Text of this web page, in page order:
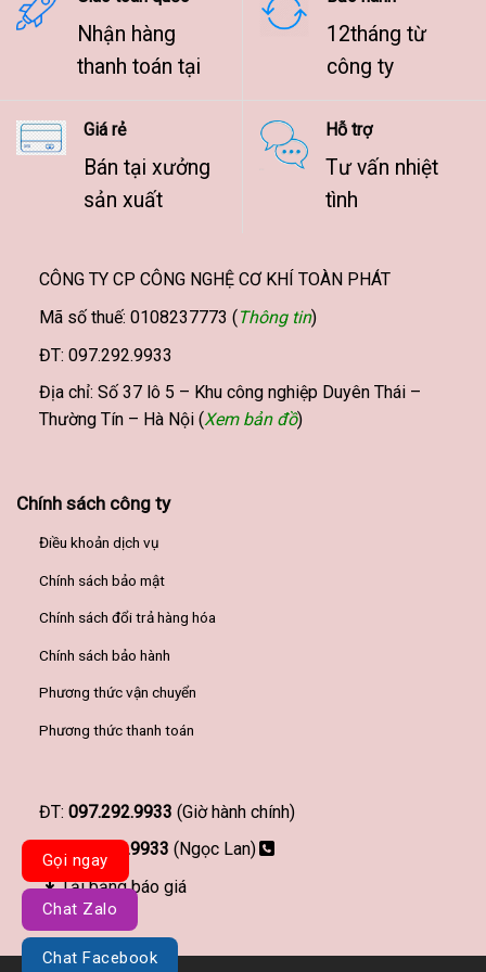
Các
được
chọn
Các
được
chọn
Nhận hàng
thanh toán tại
12tháng từ
công ty
Giá rẻ
Bán tại xưởng
sản xuất
Hỗ trợ
Tư vấn nhiệt
tình
CÔNG TY CP CÔNG NGHỆ CƠ KHÍ TOÀN PHÁT
Mã số thuế: 0108237773 (Thông tin)
ĐT: 097.292.9933
Địa chỉ: Số 37 lô 5 – Khu công nghiệp Duyên Thái –
Thường Tín – Hà Nội (Xem bản đồ)
Chính sách công ty
Điều khoản dịch vụ
Chính sách bảo mật
Chính sách đổi trả hàng hóa
Chính sách bảo hành
Phương thức vận chuyển
Phương thức thanh toán
ĐT: 097.292.9933 (Giờ hành chính)
097.292.9933 (Ngọc Lan)
Tải bảng báo giá
Gọi ngay
Chat Zalo
Chat Facebook